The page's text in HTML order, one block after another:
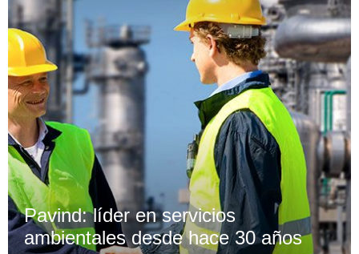
Pavind: líder en servicios
ambientales desde hace 30 años